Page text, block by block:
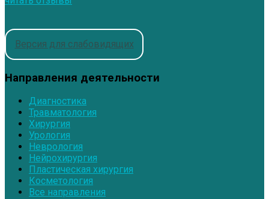
Версия для слабовидящих
Направления деятельности
Диагностика
Травматология
Хирургия
Урология
Неврология
Нейрохирургия
Пластическая хирургия
Косметология
Все направления